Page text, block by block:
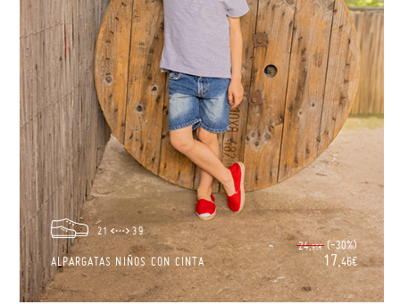
21 39
ALPARGATAS NIÑOS CON CINTA
24,95€ (-30%)
17,46€